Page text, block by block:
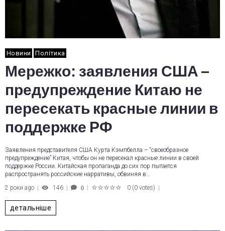
Новини Політика
Мережко: заявления США –
предупреждение Китаю не
пересекать красные линии в
поддержке РФ
Заявления представителя США Курта Кэмпбелла – “своеобразное
предупреждение” Китая, чтобы он не пересекал красные линии в своей
поддержке России. Китайская пропаганда до сих пор пытается
распространять российские нарративы, обвиняя в…
2 роки ago
146 0 0 (0 votes)
детальніше